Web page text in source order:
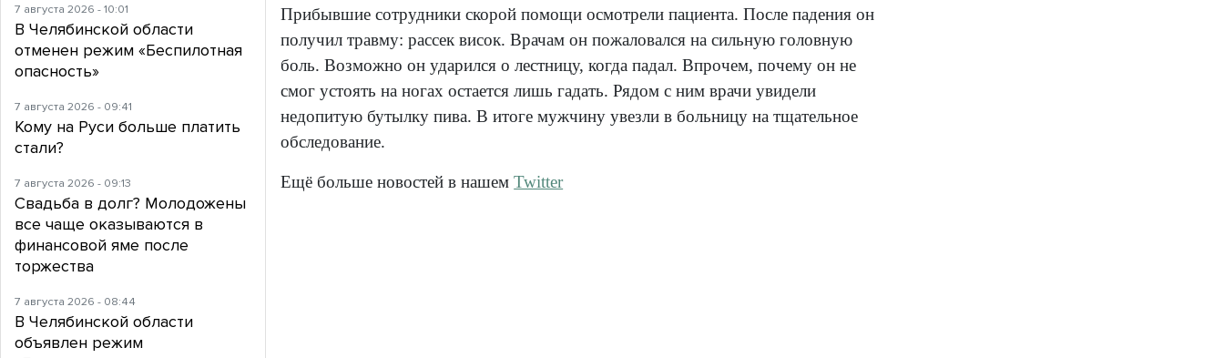
Прибывшие сотрудники скорой помощи осмотрели пациента. После падения он
получил травму: рассек висок. Врачам он пожаловался на сильную головную
боль. Возможно он ударился о лестницу, когда падал. Впрочем, почему он не
смог устоять на ногах остается лишь гадать. Рядом с ним врачи увидели
недопитую бутылку пива. В итоге мужчину увезли в больницу на тщательное
обследование.
Ещё больше новостей в нашемTwitter
7 августа 2026 - 10:01
В Челябинской области
отменен режим «Беспилотная
опасность»
7 августа 2026 - 09:41
Кому на Руси больше платить
стали?
7 августа 2026 - 09:13
Свадьба в долг? Молодожены
все чаще оказываются в
финансовой яме после
торжества
7 августа 2026 - 08:44
В Челябинской области
объявлен режим